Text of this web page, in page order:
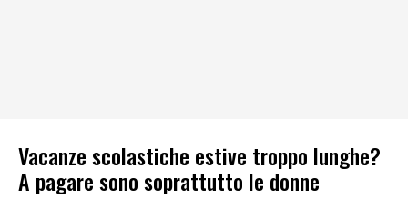
Vacanze scolastiche estive troppo lunghe?
A pagare sono soprattutto le donne